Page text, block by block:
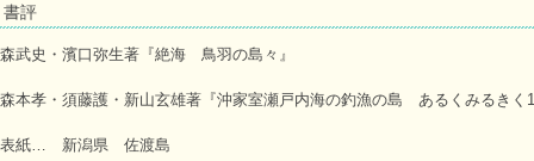
書評
森武史・濱口弥生著『絶海 鳥羽の島々』
森本孝・須藤護・新山玄雄著『沖家室瀬戸内海の釣漁の島 あるくみるきく
表紙… 新潟県 佐渡島